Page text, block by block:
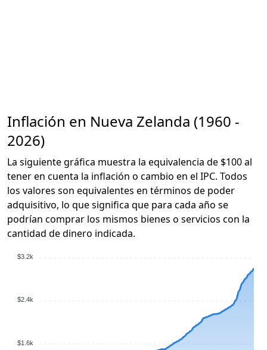
Inflación en Nueva Zelanda (1960 -
2026)
La siguiente gráfica muestra la equivalencia de $100 al
tener en cuenta la inflación o cambio en el IPC. Todos
los valores son equivalentes en términos de poder
adquisitivo, lo que significa que para cada año se
podrían comprar los mismos bienes o servicios con la
cantidad de dinero indicada.
$3.2k
$2.4k
$1.6k